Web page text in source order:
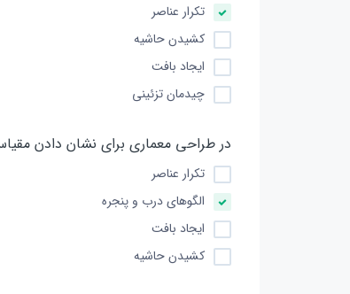
تکرار عناصر
کشیدن حاشیه
ایجاد بافت
چیدمان تزئینی
در طراحی معماری برای نشان دادن
تکرار عناصر
الگوهای درب و پنجره
ایجاد بافت
کشیدن حاشیه